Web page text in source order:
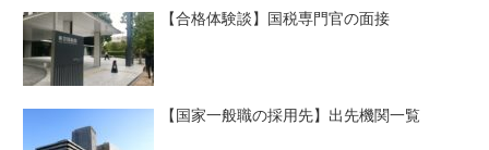
【合格体験談】国税専門官の面接
【国家一般職の採用先】出先機関一覧